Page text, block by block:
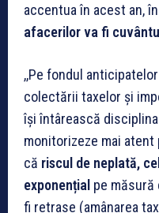
accentua în acest an,
afacerilor va fi
,,Pe fondul
colectării taxelor și
își întârească
monitorizeze mai
că riscul de neplată,
exponențial pe
fi retrase (amânarea